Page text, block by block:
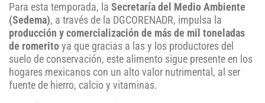
Para esta temporada, la Secretaría del Medio Ambiente
(Sedema), a través de la DGCORENADR, impulsa la
producción y comercialización de más de mil toneladas
de romerito ya que gracias a las y los productores del
suelo de conservación, este alimento sigue presente en los
hogares mexicanos con un alto valor nutrimental, al ser
fuente de hierro, calcio y vitaminas.